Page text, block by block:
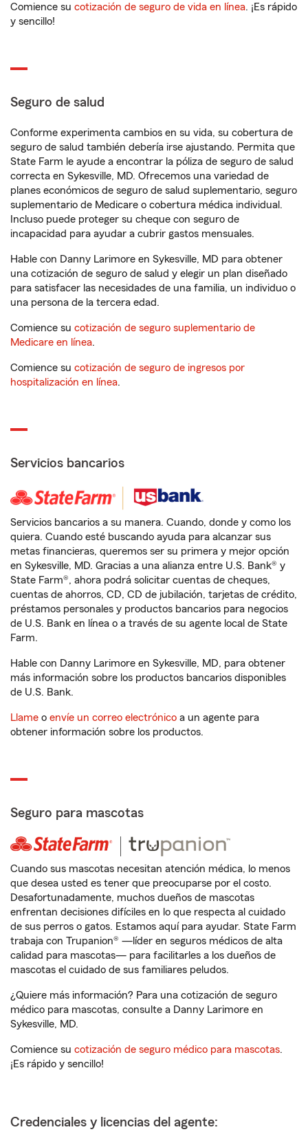
Comience su cotización de seguro de vida en línea. ¡Es rápido
y sencillo!
Seguro de salud
Conforme experimenta cambios en su vida, su cobertura de
seguro de salud también debería irse ajustando. Permita que
State Farm le ayude a encontrar la póliza de seguro de salud
correcta en Sykesville, MD. Ofrecemos una variedad de
planes económicos de seguro de salud suplementario, seguro
suplementario de Medicare o cobertura médica individual.
Incluso puede proteger su cheque con seguro de
incapacidad para ayudar a cubrir gastos mensuales.
Hable con Danny Larimore en Sykesville, MD para obtener
una cotización de seguro de salud y elegir un plan diseñado
para satisfacer las necesidades de una familia, un individuo o
una persona de la tercera edad.
Comience su cotización de seguro suplementario de
Medicare en línea.
Comience su cotización de seguro de ingresos por
hospitalización en línea.
Servicios bancarios
Servicios bancarios a su manera. Cuando, donde y como los
quiera. Cuando esté buscando ayuda para alcanzar sus
metas financieras, queremos ser su primera y mejor opción
en Sykesville, MD. Gracias a una alianza entre U.S. Bank® y
State Farm®, ahora podrá solicitar cuentas de cheques,
cuentas de ahorros, CD, CD de jubilación, tarjetas de crédito,
préstamos personales y productos bancarios para negocios
de U.S. Bank en línea o a través de su agente local de State
Farm.
Hable con Danny Larimore en Sykesville, MD, para obtener
más información sobre los productos bancarios disponibles
de U.S. Bank.
Llame o envíe un correo electrónico a un agente para
obtener información sobre los productos.
Seguro para mascotas
Cuando sus mascotas necesitan atención médica, lo menos
que desea usted es tener que preocuparse por el costo.
Desafortunadamente, muchos dueños de mascotas
enfrentan decisiones difíciles en lo que respecta al cuidado
de sus perros o gatos. Estamos aquí para ayudar. State Farm
trabaja con Trupanion® —líder en seguros médicos de alta
calidad para mascotas— para facilitarles a los dueños de
mascotas el cuidado de sus familiares peludos.
¿Quiere más información? Para una cotización de seguro
médico para mascotas, consulte a Danny Larimore en
Sykesville, MD.
Comience su cotización de seguro médico para mascotas.
¡Es rápido y sencillo!
Credenciales y licencias del agente: